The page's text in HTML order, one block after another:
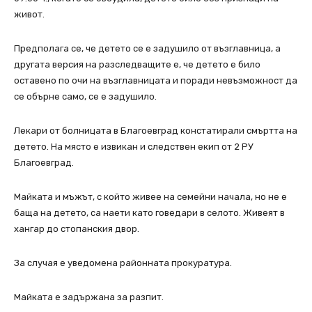
живот.
Предполага се, че детето се е задушило от възглавница, а
другата версия на разследващите е, че детето е било
оставено по очи на възглавницата и поради невъзможност да
се обърне само, се е задушило.
Лекари от болницата в Благоевград констатирали смъртта на
детето. На място е извикан и следствен екип от 2 РУ
Благоевград.
Майката и мъжът, с който живее на семейни начала, но не е
баща на детето, са наети като говедари в селото. Живеят в
хангар до стопанския двор.
За случая е уведомена районната прокуратура.
Майката е задържана за разпит.